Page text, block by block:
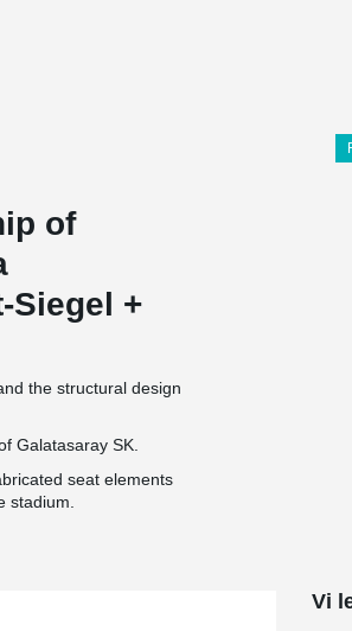
of
Siegel +
the structural design
Galatasaray SK.
seat elements
stadium.
Vi